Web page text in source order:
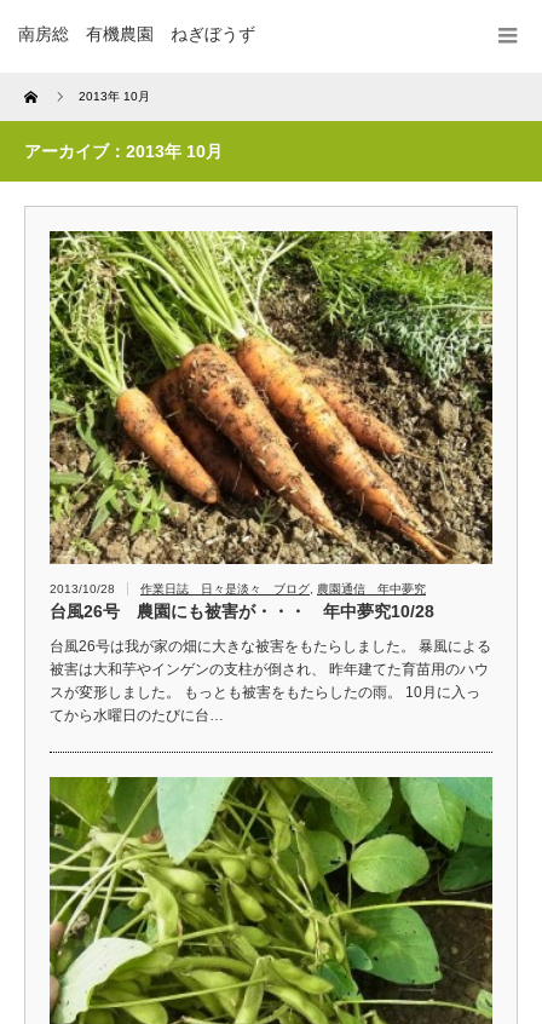
南房総 有機農園 ねぎぼうず
Home 2013年 10月
アーカイブ：2013年 10月
2013/10/28 作業日誌 日々是淡々 ブログ 農園通信 年中夢究
台風26号 農園にも被害が・・・ 年中夢究10/28
台風26号は我が家の畑に大きな被害をもたらしました。 暴風による
被害は大和芋やインゲンの支柱が倒され、 昨年建てた育苗用のハウ
スが変形しました。 もっとも被害をもたらしたの雨。 10月に入っ
てから水曜日のたびに台…